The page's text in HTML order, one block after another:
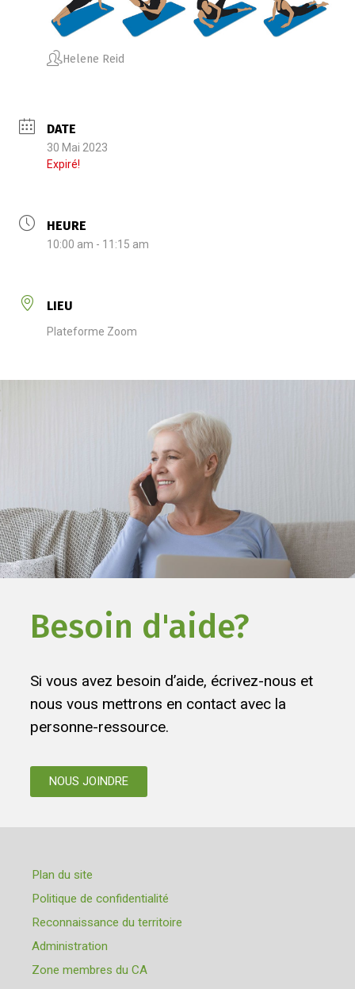
Helene Reid
DATE
30 Mai 2023
Expiré!
HEURE
10:00 am - 11:15 am
LIEU
Plateforme Zoom
Besoin d'aide?
Si vous avez besoin d’aide, écrivez-nous et
nous vous mettrons en contact avec la
personne-ressource.
NOUS JOINDRE
Plan du site
Politique de confidentialité
Reconnaissance du territoire
Administration
Zone membres du CA